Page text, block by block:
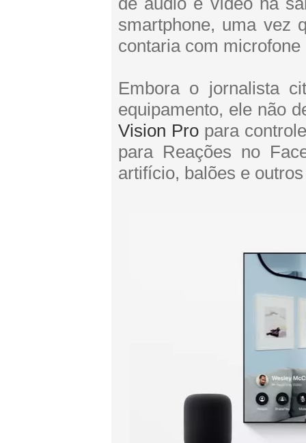
smartphone, uma vez
contaria com
Embora o jornalista
equipamento, ele não
Vision Pro para
para Reações no
artifício, balões e